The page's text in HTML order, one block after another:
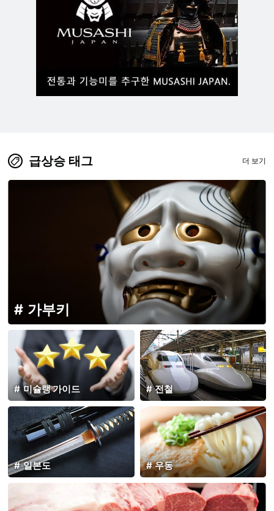
급상승 태그 더 보기
가부키
미슐랭 가이드 전철
일본도 우동